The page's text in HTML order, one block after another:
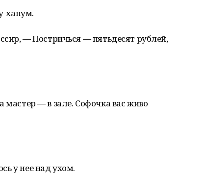
ханум.
— Постричься — пятьдесят рублей,
— в зале. Софочка вас живо
у нее над ухом.